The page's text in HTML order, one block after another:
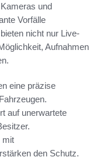
und
Vorfälle
nicht nur Live-
Aufnahmen
eine präzise
auf unerwartete
mit
den Schutz.